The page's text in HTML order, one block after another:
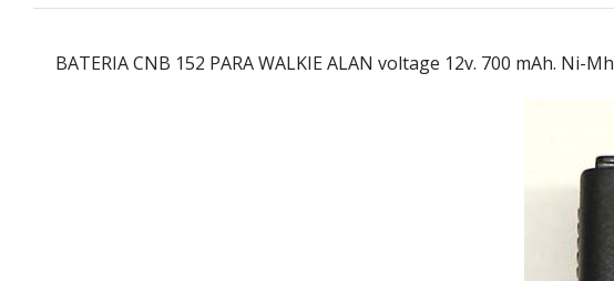
BATERIA CNB 152 PARA WALKIE ALAN voltage 12v. 700 mAh. Ni-Mh